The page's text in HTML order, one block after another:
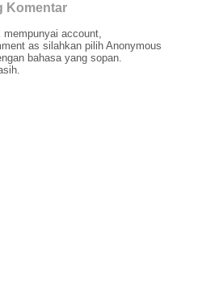
Komentar
mempunyai account,
as silahkan pilih Anonymous
bahasa yang sopan.